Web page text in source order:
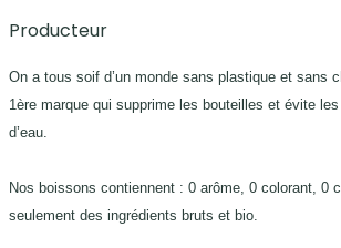
Producteur
On a tous soif d’un monde sans plastique et sans
1ère marque qui supprime les bouteilles et évite
d’eau.
Nos boissons contiennent : 0 arôme, 0 colorant, 0
seulement des ingrédients bruts et bio.